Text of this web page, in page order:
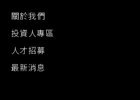
關於我們
投資人專區
人才招募
最新消息